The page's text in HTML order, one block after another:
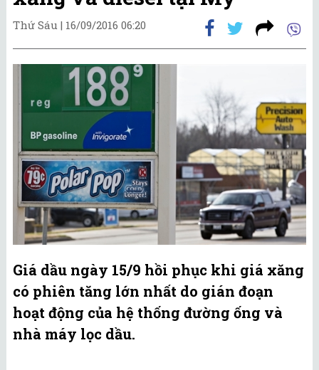
Thứ Sáu | 16/09/2016 06:20
Giá dầu ngày 15/9 hồi phục khi giá xăng
có phiên tăng lớn nhất do gián đoạn
hoạt động của hệ thống đường ống và
nhà máy lọc dầu.